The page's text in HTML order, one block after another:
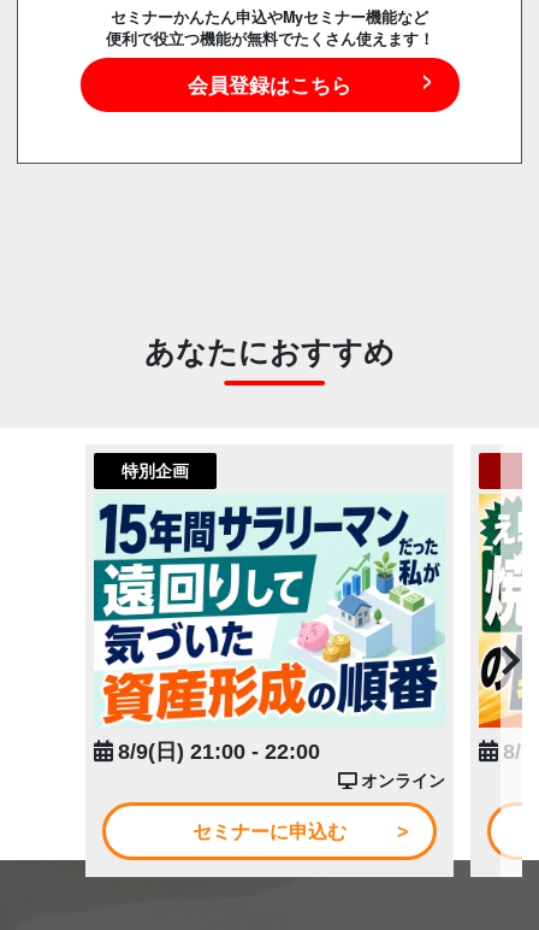
セミナーかんたん申込やMyセミナー機能など
便利で役立つ機能が無料でたくさん使えます！
会員登録はこちら
あなたにおすすめ
特別企画
8/9(日) 21:00 - 22:00
オンライン
セミナーに申込む
8/